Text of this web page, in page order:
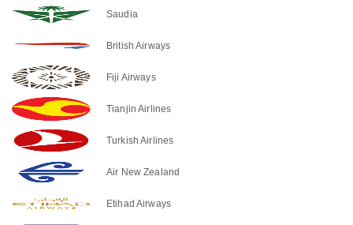
Saudia
British Airways
Fiji Airways
Tianjin Airlines
Turkish Airlines
Air New Zealand
Etihad Airways